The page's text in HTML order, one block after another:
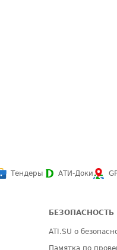
Тендеры АТИ-Доки
БЕЗОПАСНОСТЬ
ATI.SU о
Памятка по